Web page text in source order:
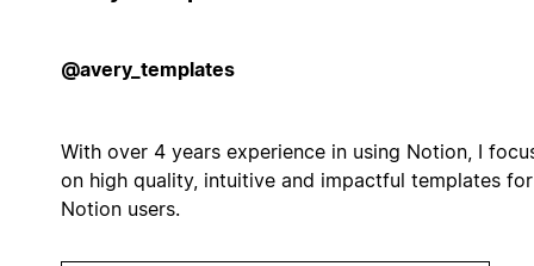
@avery_templates
With over 4 years experience in using Notion, I
on high quality, intuitive and impactful templates for
Notion users.